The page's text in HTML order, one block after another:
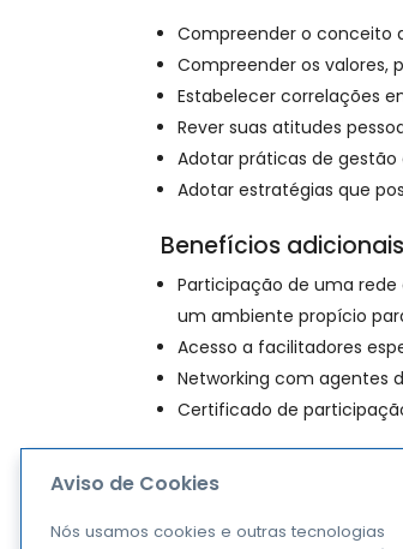
Compreender o conceito
Compreender os valores,
Estabelecer correlações
Rever suas atitudes
Adotar práticas de
Adotar estratégias que
Benefícios adicionais
Participação de uma
um ambiente propício
Acesso a facilitadores
Networking com agentes
Certificado de
Aviso de Cookies
Nós usamos cookies e outras tecnologias